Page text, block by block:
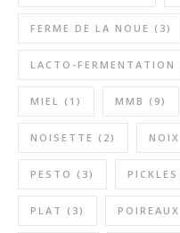
FERME DE LA NOUE (3)
LACTO-FERMENTATION
MIEL (1) MMB (9)
NOISETTE (2) NOIX
PESTO (3) PICKLES
PLAT (3) POIREAUX